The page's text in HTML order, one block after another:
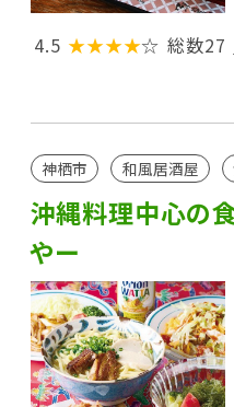
4.5 ★★★★☆ 総数27
神栖市 和風居酒屋
沖縄料理中心の
やー